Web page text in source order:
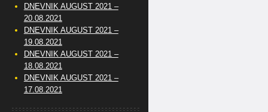
DNEVNIK AUGUST 2021 –
20.08.2021
DNEVNIK AUGUST 2021 –
19.08.2021
DNEVNIK AUGUST 2021 –
18.08.2021
DNEVNIK AUGUST 2021 –
17.08.2021